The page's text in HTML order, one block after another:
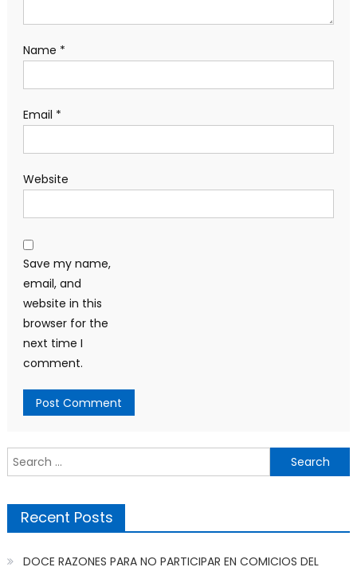
Name *
Email *
Website
Save my name,
email, and
website in this
browser for the
next time I
comment.
Search
for:
Recent Posts
DOCE RAZONES PARA NO PARTICIPAR EN COMICIOS DEL